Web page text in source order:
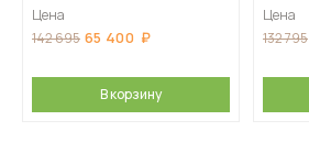
Цена
142 695 65 400
В корзину
Цена
132 795